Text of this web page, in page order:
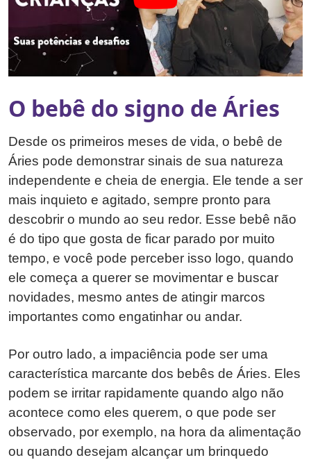
O bebê do signo de Áries
Desde os primeiros meses de vida, o bebê de
Áries pode demonstrar sinais de sua natureza
independente e cheia de energia. Ele tende a ser
mais inquieto e agitado, sempre pronto para
descobrir o mundo ao seu redor. Esse bebê não
é do tipo que gosta de ficar parado por muito
tempo, e você pode perceber isso logo, quando
ele começa a querer se movimentar e buscar
novidades, mesmo antes de atingir marcos
importantes como engatinhar ou andar.
Por outro lado, a impaciência pode ser uma
característica marcante dos bebês de Áries. Eles
podem se irritar rapidamente quando algo não
acontece como eles querem, o que pode ser
observado, por exemplo, na hora da alimentação
ou quando desejam alcançar um brinquedo